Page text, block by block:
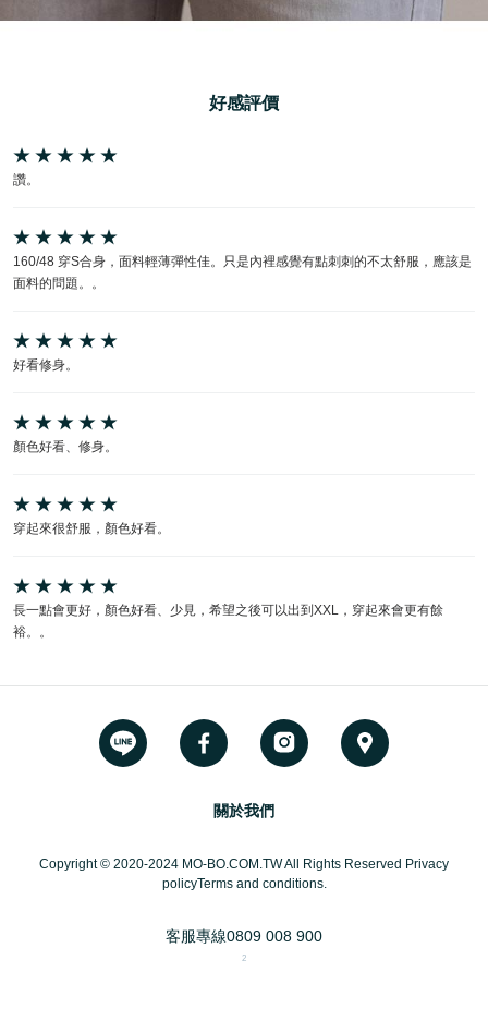
好感評價
讚。
160/48 穿S合身，面料輕薄彈性佳。只是內裡感覺有點刺刺的不太舒服，應該是
面料的問題。。
好看修身。
顏色好看、修身。
穿起來很舒服，顏色好看。
長一點會更好，顏色好看、少見，希望之後可以出到XXL，穿起來會更有餘
裕。。
關於我們
Copyright © 2020-2024 MO-BO.COM.TW All Rights Reserved Privacy
policyTerms and conditions.
客服專線0809 008 900
2